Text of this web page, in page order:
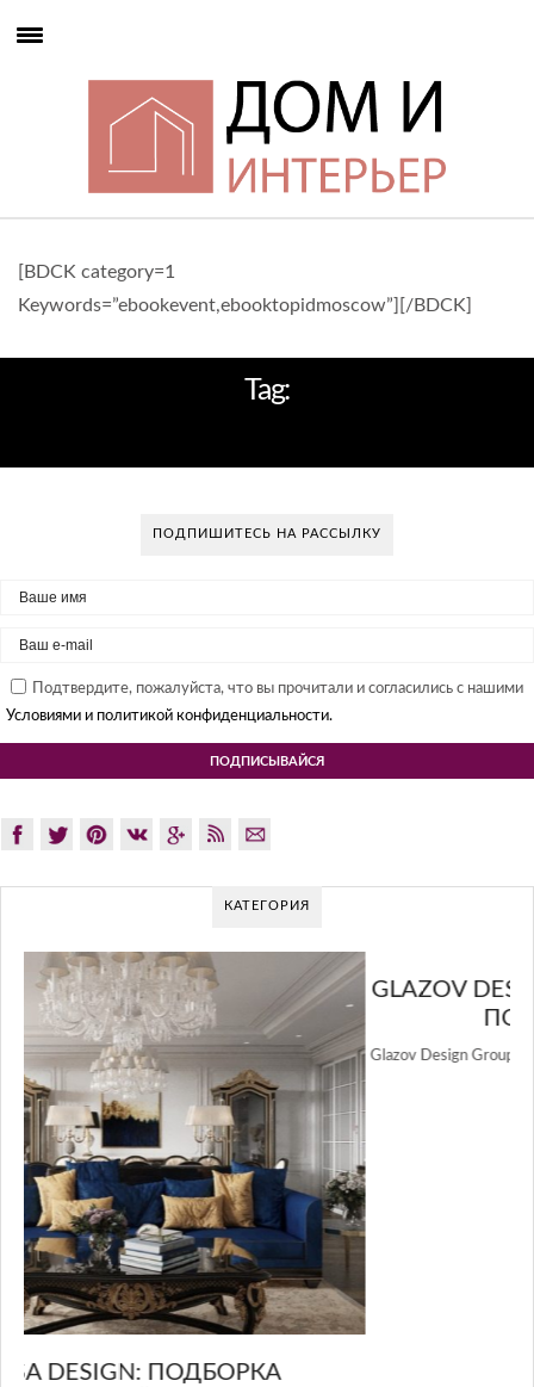
[BDCK category=1
Keywords=”ebookevent,ebooktopidmoscow”][/BDCK]
Tag:
ПОДПИШИТЕСЬ НА РАССЫЛКУ
Подтвердите, пожалуйста, что вы прочитали и согласились с нашими
Условиями и политикой конфиденциальности.
КАТЕГОРИЯ
GLAZOV DESIGN GROUP – УНИКАЛЬНЫЙ